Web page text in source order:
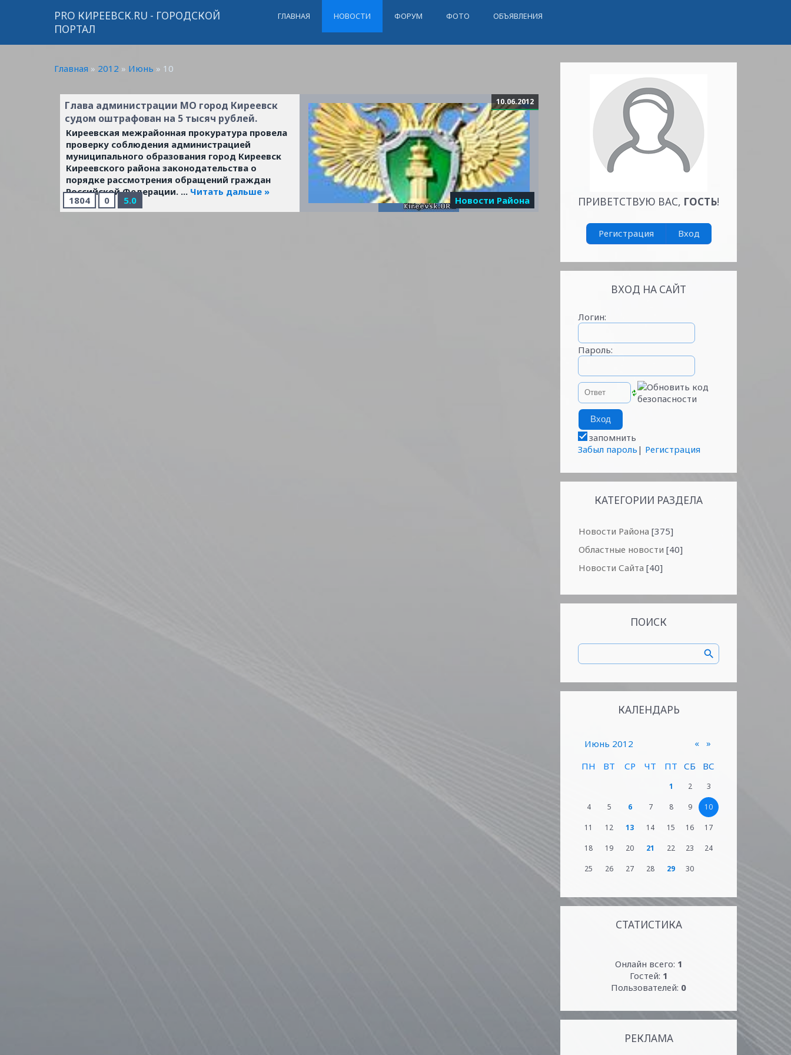
PRO КИРЕЕВСК.RU - ГОРОДСКОЙ
ПОРТАЛ
ГЛАВНАЯ НОВОСТИ ФОРУМ ФОТО ОБЪЯВЛЕНИЯ
Главная » 2012 » Июнь » 10
Глава администрации МО город Киреевск
судом оштрафован на 5 тысяч рублей.
Киреевская межрайонная прокуратура провела
проверку соблюдения администрацией
муниципального образования город Киреевск
Киреевского района законодательства о
порядке рассмотрения обращений граждан
Российской Федерации. ... Читать дальше »
1804 0 5.0
10.06.2012
Новости Района ПРИВЕТСТВУЮ ВАС, ГОСТЬ!
Регистрация Вход
ВХОД НА САЙТ
Логин:
Пароль:
запомнить
Забыл пароль | Регистрация
КАТЕГОРИИ РАЗДЕЛА
Новости Района [375]
Областные новости [40]
Новости Сайта [40]
ПОИСК
КАЛЕНДАРЬ
«
Июнь 2012
»
ПН
ВТ СР ЧТ ПТ СБ ВС
1 2 3
4 5 6 7 8 9 10
11 12 13 14 15 16 17
18 19 20 21 22 23 24
25 26 27 28 29 30
СТАТИСТИКА
Онлайн всего: 1
Гостей: 1
Пользователей: 0
РЕКЛАМА